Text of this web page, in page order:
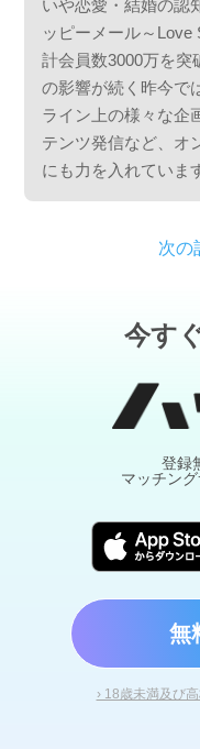
いや恋愛・結婚の認
ッピーメール～Love
計会員数3000万を突
の影響が続く昨今で
ライン上の様々な企
テンツ発信など、オ
にも力を入れていま
次の
今す
登録
マッチン
無
› 18歳未満及び